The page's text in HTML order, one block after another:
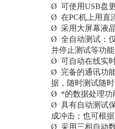
Ø 可使用USB盘
Ø 在PC机上用直
Ø 采用大屏幕液
Ø 全自动测试：
并停止测试等功
Ø 可自动在线实
Ø 完备的通讯功
据，随时测试随
Ø *的数据处理功
Ø 具有自动测试
成冲击；也可根
Ø 采用三相自动